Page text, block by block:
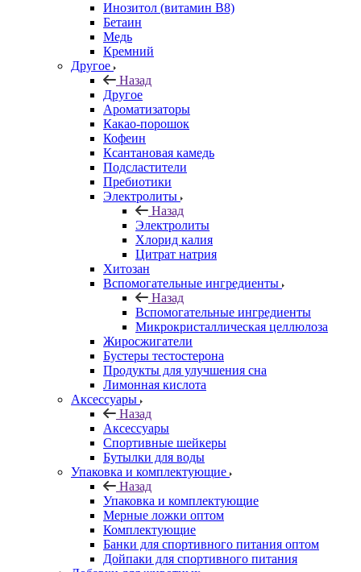
Инозитол (витамин B8)
Бетаин
Медь
Кремний
Другое
Назад
Другое
Ароматизаторы
Какао-порошок
Кофеин
Ксантановая камедь
Подсластители
Пребиотики
Электролиты
Назад
Электролиты
Хлорид калия
Цитрат натрия
Хитозан
Вспомогательные ингредиенты
Назад
Вспомогательные ингредиенты
Микрокристаллическая целлюлоза
Жиросжигатели
Бустеры тестостерона
Продукты для улучшения сна
Лимонная кислота
Аксессуары
Назад
Аксессуары
Спортивные шейкеры
Бутылки для воды
Упаковка и комплектующие
Назад
Упаковка и комплектующие
Мерные ложки оптом
Комплектующие
Банки для спортивного питания оптом
Дойпаки для спортивного питания